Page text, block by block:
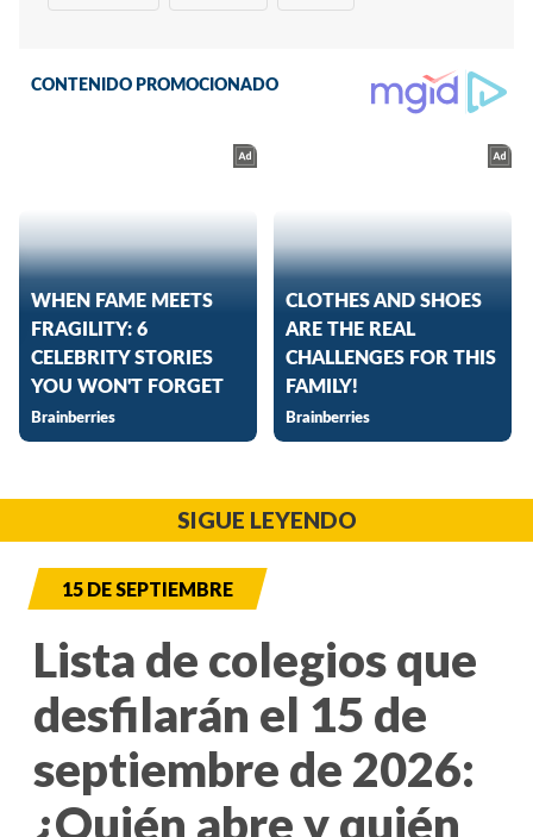
SIGUE LEYENDO
15 DE SEPTIEMBRE
Lista de colegios que
desfilarán el 15 de
septiembre de 2026:
¿Quién abre y quién